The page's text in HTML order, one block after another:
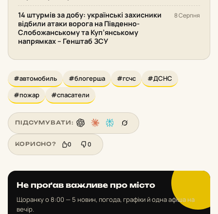
14 штурмів за добу: українські захисники
відбили атаки ворога на Південно-
Слобожанському та Куп’янському
напрямках – Генштаб ЗСУ
8 Серпня
#автомобиль #блогерша #гсчс
#ДСНС
#пожар
#спасатели
ПІДСУМУВАТИ:
КОРИСНО? 0 0
Не проґав важливе про місто
Щоранку о 8:00 — 5 новин, погода, графіки й одна афіша на
вечір.